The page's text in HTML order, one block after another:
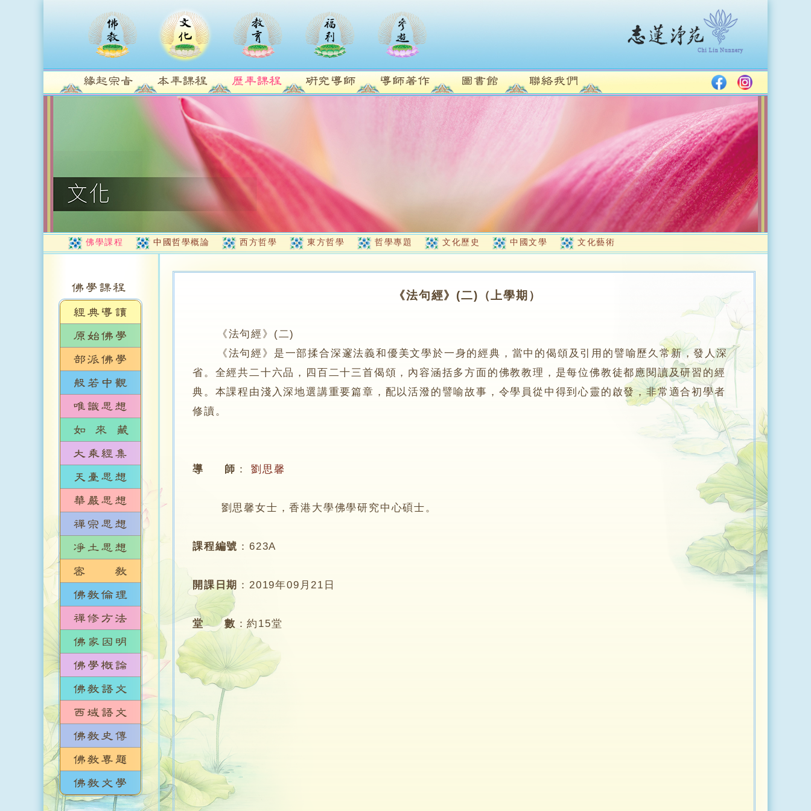
佛學課程 中國哲學概論 西方哲學 東方哲學 哲學專題 文化歷史 中國文學 文化藝術
《法句經》(二)（上學期）
《法句經》(二)
《法句經》是一部揉合深邃法義和優美文學於一身的經典，當中的偈頌及引用的譬喻歷久常新，發人深
省。全經共二十六品，四百二十三首偈頌，內容涵括多方面的佛教教理，是每位佛教徒都應閱讀及研習的經
典。本課程由淺入深地選講重要篇章，配以活潑的譬喻故事，令學員從中得到心靈的啟發，非常適合初學者
修讀。
導 師 ： 劉思馨
劉思馨女士，香港大學佛學研究中心碩士。
課程編號 ：623A
開課日期 ：2019年09月21日
堂 數 ：約15堂